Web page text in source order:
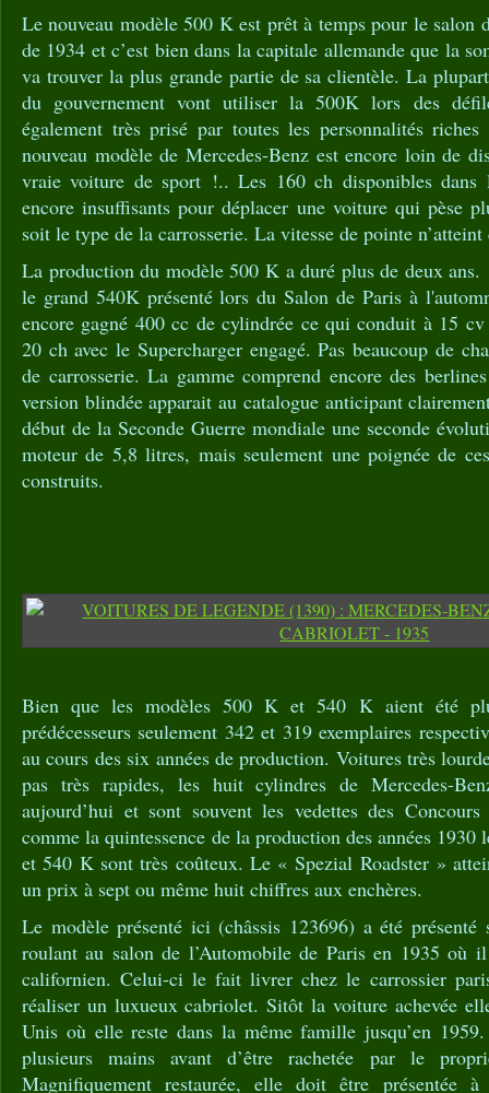
Le nouveau modèle 500 K est prêt à temps pour le salon
de 1934 et c’est bien dans la capitale allemande que la
va trouver la plus grande partie de sa clientèle. La
du gouvernement vont utiliser la 500K lors des
également très prisé par toutes les personnalités
nouveau modèle de Mercedes-Benz est encore loin de
vraie voiture de sport !.. Les 160 ch disponibles dans
encore insuffisants pour déplacer une voiture qui pèse
soit le type de la carrosserie. La vitesse de pointe
La production du modèle 500 K a duré plus de deux
le grand 540K présenté lors du Salon de Paris à
encore gagné 400 cc de cylindrée ce qui conduit à 15
20 ch avec le Supercharger engagé. Pas beaucoup de
de carrosserie. La gamme comprend encore des
version blindée apparait au catalogue anticipant
début de la Seconde Guerre mondiale une seconde
moteur de 5,8 litres, mais seulement une poignée de
construits.
Bien que les modèles 500 K et 540 K aient été
prédécesseurs seulement 342 et 319 exemplaires
au cours des six années de production. Voitures très
pas très rapides, les huit cylindres de Mercedes-
aujourd’hui et sont souvent les vedettes des Concours
comme la quintessence de la production des années
et 540 K sont très coûteux. Le « Spezial Roadster »
un prix à sept ou même huit chiffres aux enchères.
Le modèle présenté ici (châssis 123696) a été présenté
roulant au salon de l’Automobile de Paris en 1935 où
californien. Celui-ci le fait livrer chez le carrossier
réaliser un luxueux cabriolet. Sitôt la voiture achevée
Unis où elle reste dans la même famille jusqu’en
plusieurs mains avant d’être rachetée par le
Magnifiquement restaurée, elle doit être présentée